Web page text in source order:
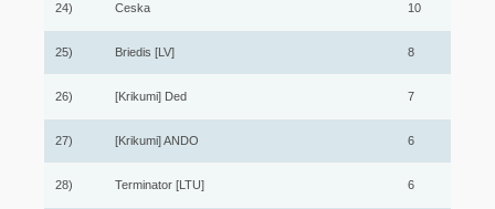
24) Ceska 10
25) Briedis [LV] 8
26) [Krikumi] Ded 7
27) [Krikumi] ANDO 6
28) Terminator [LTU] 6